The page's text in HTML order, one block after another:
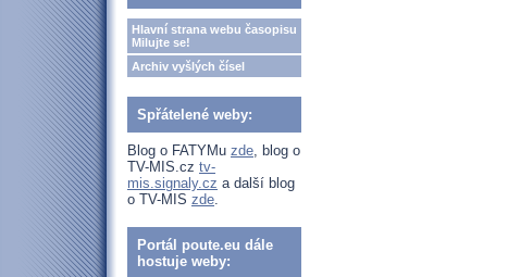
Hlavní strana webu časopisu
Milujte se!
Archiv vyšlých čísel
Spřátelené weby:
Blog o FATYMu zde, blog o
TV-MIS.cz tv-
mis.signaly.cz a další blog
o TV-MIS zde.
Portál poute.eu dále
hostuje weby: